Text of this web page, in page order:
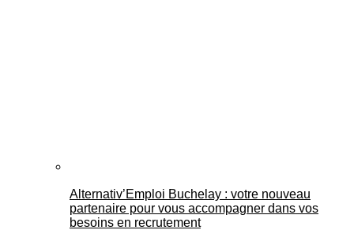
Alternativ’Emploi Buchelay : votre nouveau
partenaire pour vous accompagner dans vos
besoins en recrutement